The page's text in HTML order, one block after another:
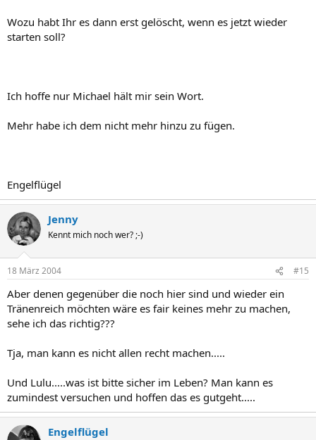
Wozu habt Ihr es dann erst gelöscht, wenn es jetzt wieder
starten soll?
Ich hoffe nur Michael hält mir sein Wort.
Mehr habe ich dem nicht mehr hinzu zu fügen.
Engelflügel
Jenny
Kennt mich noch wer? ;-)
18 März 2004 #15
Aber denen gegenüber die noch hier sind und wieder ein
Tränenreich möchten wäre es fair keines mehr zu machen,
sehe ich das richtig???
Tja, man kann es nicht allen recht machen.....
Und Lulu.....was ist bitte sicher im Leben? Man kann es
zumindest versuchen und hoffen das es gutgeht.....
Engelflügel